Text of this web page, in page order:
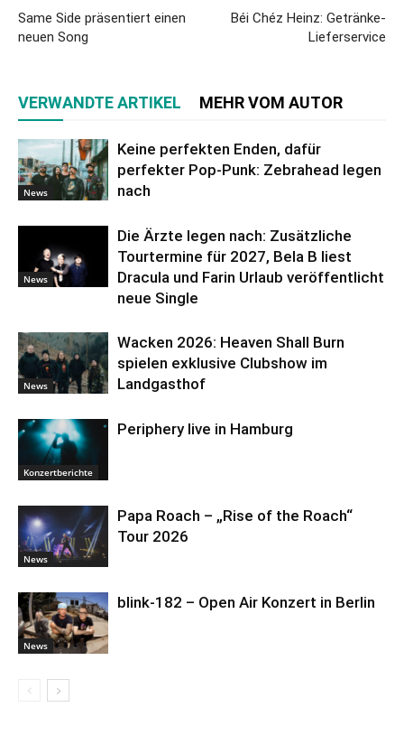
Same Side präsentiert einen
neuen Song
Béi Chéz Heinz: Getränke-
Lieferservice
VERWANDTE ARTIKEL MEHR VOM AUTOR
News
Keine perfekten Enden, dafür
perfekter Pop-Punk: Zebrahead legen
nach
News
Die Ärzte legen nach: Zusätzliche
Tourtermine für 2027, Bela B liest
Dracula und Farin Urlaub veröffentlicht
neue Single
News
Wacken 2026: Heaven Shall Burn
spielen exklusive Clubshow im
Landgasthof
Konzertberichte
Periphery live in Hamburg
News
Papa Roach – „Rise of the Roach“
Tour 2026
News
blink-182 – Open Air Konzert in Berlin